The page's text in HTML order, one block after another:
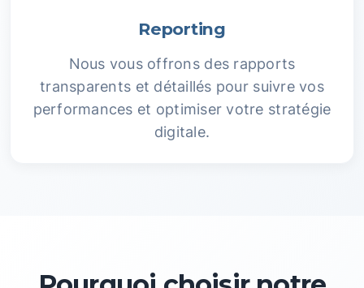
Reporting
Nous vous offrons des rapports
transparents et détaillés pour suivre vos
performances et optimiser votre stratégie
digitale.